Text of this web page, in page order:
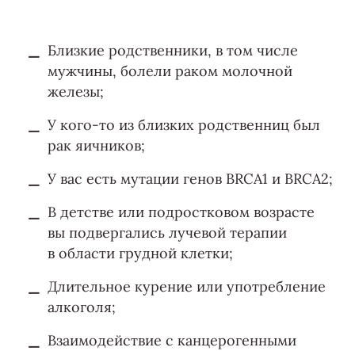
Близкие родственники, в том числе
мужчины, болели раком молочной
железы;
У кого-то из близких родственниц был
рак яичников;
У вас есть мутации генов BRCA1 и BRCA2;
В детстве или подростковом возрасте
вы подвергались лучевой терапии
в области грудной клетки;
Длительное курение или употребление
алкоголя;
Взаимодействие с канцерогенными